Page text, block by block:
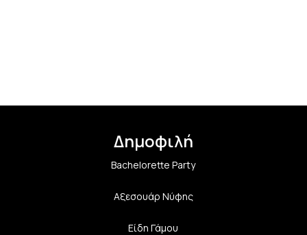
Δημοφιλή
Bachelorette Party
Αξεσουάρ Νύφης
Είδη Γάμου